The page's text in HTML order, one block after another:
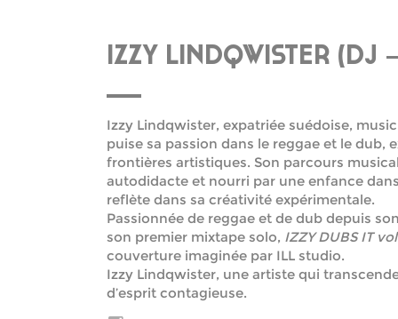
IZZY LINDQWISTER (DJ
Izzy Lindqwister, expatriée suédoise,
puise sa passion dans le reggae et le dub,
frontières artistiques. Son parcours
autodidacte et nourri par une enfance
reflète dans sa créativité expérimentale.
Passionnée de reggae et de dub depuis
son premier mixtape solo, IZZY DUBS IT
couverture imaginée par ILL studio.
Izzy Lindqwister, une artiste qui
d’esprit contagieuse.